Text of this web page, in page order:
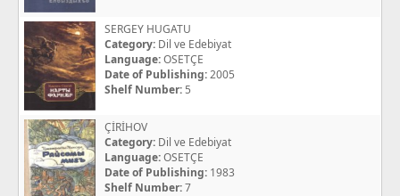
SERGEY HUGATU
Category: Dil ve Edebiyat
Language:OSETÇE
Date of Publishing:2005
Shelf Number: 5
ÇİRİHOV
Category: Dil ve Edebiyat
Language:OSETÇE
Date of Publishing: 1983
Shelf Number:7